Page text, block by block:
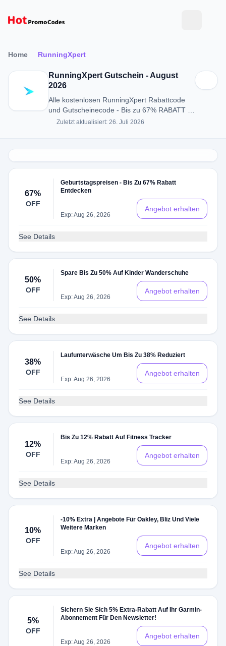
Home RunningXpert
RunningXpert Gutschein - August
2026
Alle kostenlosen RunningXpert Rabattcode
und Gutscheinecode - Bis zu 67% RABATT in
August 2026
Zuletzt aktualisiert: 26. Juli 2026
67%
OFF
Geburtstagspreisen - Bis Zu 67% Rabatt
Entdecken
Exp: Aug 26, 2026
Angebot erhalten
See Details
50%
OFF
Spare Bis Zu 50% Auf Kinder Wanderschuhe
Exp: Aug 26, 2026
Angebot erhalten
See Details
38%
OFF
Laufunterwäsche Um Bis Zu 38% Reduziert
Exp: Aug 26, 2026
Angebot erhalten
See Details
12%
OFF
Bis Zu 12% Rabatt Auf Fitness Tracker
Exp: Aug 26, 2026
Angebot erhalten
See Details
10%
OFF
-10% Extra | Angebote Für Oakley, Bliz Und Viele
Weitere Marken
Exp: Aug 26, 2026
Angebot erhalten
See Details
5%
OFF
Sichern Sie Sich 5% Extra-Rabatt Auf Ihr Garmin-
Abonnement Für Den Newsletter!
Exp: Aug 26, 2026
Angebot erhalten